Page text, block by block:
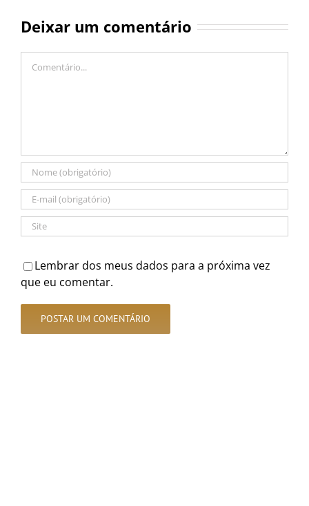
Deixar um comentário
Lembrar dos meus dados para a próxima vez
que eu comentar.